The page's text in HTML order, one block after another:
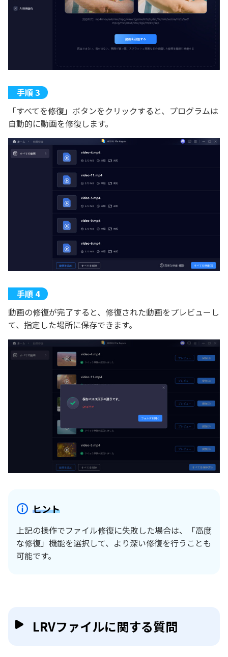
「すべてを修復」ボタンをクリックすると、プログラムは
自動的に動画を修復します。
動画の修復が完了すると、修復された動画をプレビューし
て、指定した場所に保存できます。
ヒント
上記の操作でファイル修復に失敗した場合は、「高度
な修復」機能を選択して、より深い修復を行うことも
可能です。
LRVファイルに関する質問